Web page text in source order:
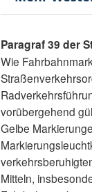
Paragraf 39 der
Wie
vorübergehend
Gelbe
Mitteln,